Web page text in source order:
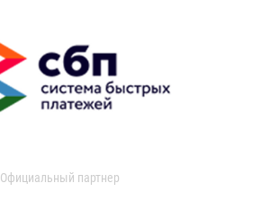
Официальный партнер